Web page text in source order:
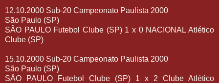
12.10.2000 Sub-20 Campeonato Paulista 2000
São Paulo (SP)
SÂO PAULO Futebol Clube (SP) 1 x 0 NACIONAL Atlético
Clube (SP)
15.10.2000 Sub-20 Campeonato Paulista 2000
São Paulo (SP)
SÂO PAULO Futebol Clube (SP) 1 x 2 Clube Atlético